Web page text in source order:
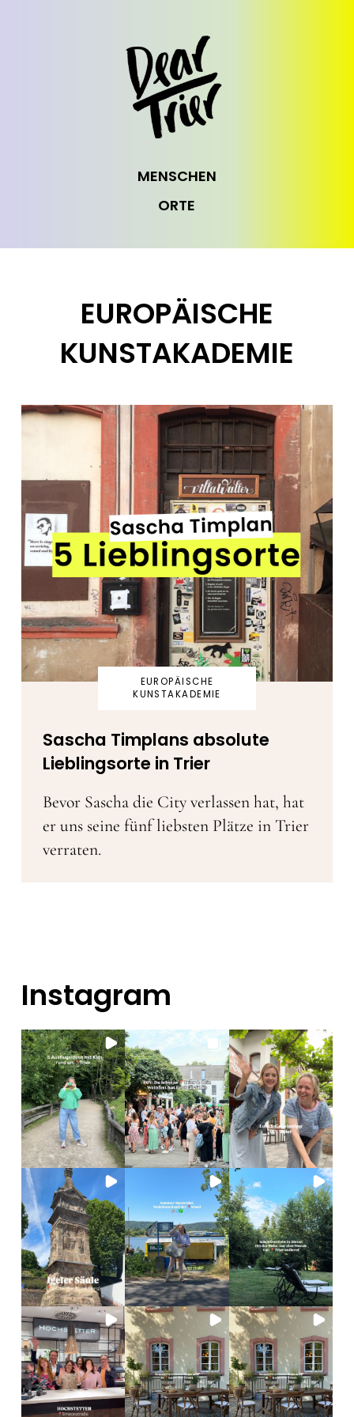
MENSCHEN
ORTE
EUROPÄISCHE
KUNSTAKADEMIE
EUROPÄISCHE
KUNSTAKADEMIE
Sascha Timplans absolute
Lieblingsorte in Trier
Bevor Sascha die City verlassen hat, hat
er uns seine fünf liebsten Plätze in Trier
verraten.
Instagram